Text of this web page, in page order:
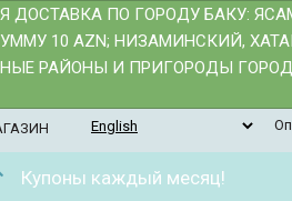
ДОСТАВКА ПО ГОРОДУ БАКУ:
10 AZN; НИЗАМИНСКИЙ,
РАЙОНЫ И ПРИГОРОДЫ
Купоны каждый месяц!